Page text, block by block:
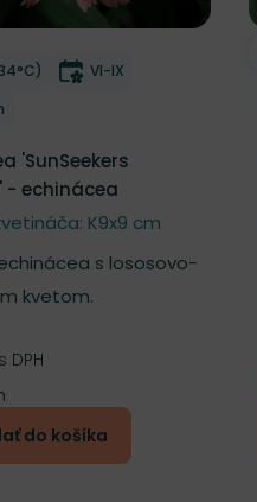
zoznamu želaní
Doba kvitnutia
VI-IX
rastliny
'SunSeekers
- echinácea
K9x9 cm
s lososovo-
kvetom.
s DPH
do košíka